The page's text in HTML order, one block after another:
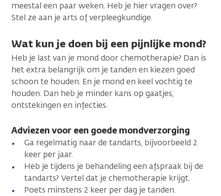
meestal een paar weken. Heb je hier vragen over?
Stel ze aan je arts of verpleegkundige.
Wat kun je doen bij een pijnlijke mond?
Heb je last van je mond door chemotherapie? Dan is
het extra belangrijk om je tanden en kiezen goed
schoon te houden. En je mond en keel vochtig te
houden. Dan heb je minder kans op gaatjes,
ontstekingen en infecties.
Adviezen voor een goede mondverzorging
Ga regelmatig naar de tandarts, bijvoorbeeld 2
keer per jaar.
Heb je tijdens je behandeling een afspraak bij de
tandarts? Vertel dat je chemotherapie krijgt.
Poets minstens 2 keer per dag je tanden.